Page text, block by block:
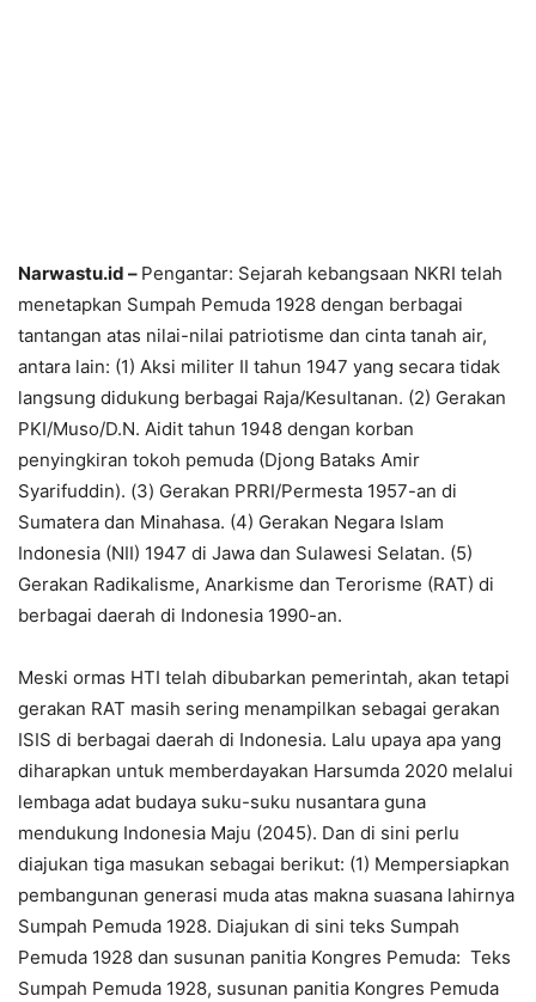
Narwastu.id – Pengantar: Sejarah kebangsaan NKRI telah
menetapkan Sumpah Pemuda 1928 dengan berbagai
tantangan atas nilai-nilai patriotisme dan cinta tanah air,
antara lain: (1) Aksi militer II tahun 1947 yang secara tidak
langsung didukung berbagai Raja/Kesultanan. (2) Gerakan
PKI/Muso/D.N. Aidit tahun 1948 dengan korban
penyingkiran tokoh pemuda (Djong Bataks Amir
Syarifuddin). (3) Gerakan PRRI/Permesta 1957-an di
Sumatera dan Minahasa. (4) Gerakan Negara Islam
Indonesia (NII) 1947 di Jawa dan Sulawesi Selatan. (5)
Gerakan Radikalisme, Anarkisme dan Terorisme (RAT) di
berbagai daerah di Indonesia 1990-an.
Meski ormas HTI telah dibubarkan pemerintah, akan tetapi
gerakan RAT masih sering menampilkan sebagai gerakan
ISIS di berbagai daerah di Indonesia. Lalu upaya apa yang
diharapkan untuk memberdayakan Harsumda 2020 melalui
lembaga adat budaya suku-suku nusantara guna
mendukung Indonesia Maju (2045). Dan di sini perlu
diajukan tiga masukan sebagai berikut: (1) Mempersiapkan
pembangunan generasi muda atas makna suasana lahirnya
Sumpah Pemuda 1928. Diajukan di sini teks Sumpah
Pemuda 1928 dan susunan panitia Kongres Pemuda: Teks
Sumpah Pemuda 1928, susunan panitia Kongres Pemuda